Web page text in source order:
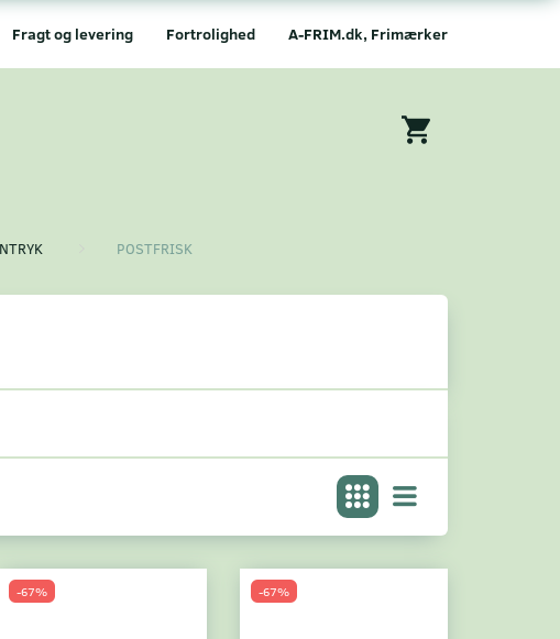
A-FRIM.dk, Frimærker
Fortrolighed
Fragt og levering
POSTFRISK
-67% -67%